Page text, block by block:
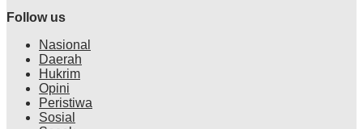
Follow us
Nasional
Daerah
Hukrim
Opini
Peristiwa
Sosial